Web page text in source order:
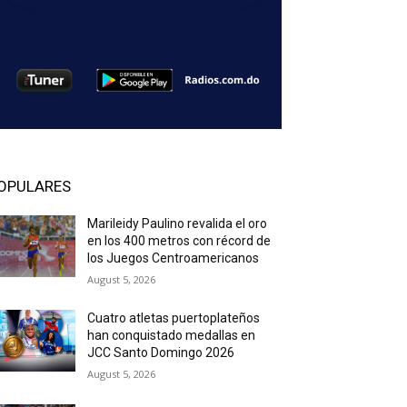
Marileidy Paulino revalida el oro
en los 400 metros con récord de
los Juegos Centroamericanos
August 5, 2026
Cuatro atletas puertoplateños
han conquistado medallas en
JCC Santo Domingo 2026
August 5, 2026